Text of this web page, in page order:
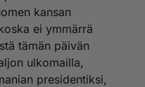
kansan
ei ymmärrä
tämän päivän
ulkomailla,
presidentiksi,